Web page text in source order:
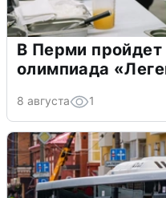
В Перми пройдет
олимпиада
8 августа 1